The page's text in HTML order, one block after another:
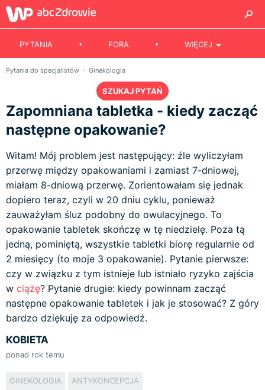
PYTANIA FORA WIĘCEJ
Pytania do specjalistów Ginekologia
SZUKAJ PYTAŃ
Zapomniana tabletka - kiedy zacząć
następne opakowanie?
Witam! Mój problem jest następujący: źle wyliczyłam
przerwę między opakowaniami i zamiast 7-dniowej,
miałam 8-dniową przerwę. Zorientowałam się jednak
dopiero teraz, czyli w 20 dniu cyklu, ponieważ
zauważyłam śluz podobny do owulacyjnego. To
opakowanie tabletek skończę w tę niedzielę. Poza tą
jedną, pominiętą, wszystkie tabletki biorę regularnie od
2 miesięcy (to moje 3 opakowanie). Pytanie pierwsze:
czy w związku z tym istnieje lub istniało ryzyko zajścia
w ciążę? Pytanie drugie: kiedy powinnam zacząć
następne opakowanie tabletek i jak je stosować? Z góry
bardzo dziękuję za odpowiedź.
KOBIETA
ponad rok temu
GINEKOLOGIA ANTYKONCEPCJA